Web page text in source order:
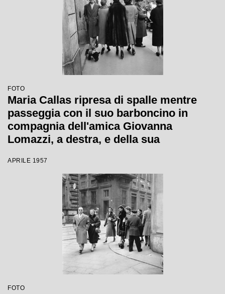
FOTO
Maria Callas ripresa di spalle mentre
passeggia con il suo barboncino in
compagnia dell'amica Giovanna
Lomazzi, a destra, e della sua
APRILE 1957
FOTO